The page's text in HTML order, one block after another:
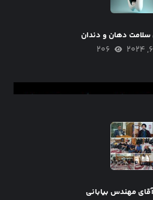
دهان و دندان
۲۰۶
مهندس بیابانی